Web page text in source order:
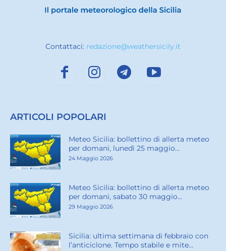
Contattaci: redazione@weathersicily.it
ARTICOLI POPOLARI
Meteo Sicilia: bollettino di allerta meteo
per domani, lunedì 25 maggio...
24 Maggio 2026
Meteo Sicilia: bollettino di allerta meteo
per domani, sabato 30 maggio...
29 Maggio 2026
Sicilia: ultima settimana di febbraio con
l’anticiclone. Tempo stabile e mite...